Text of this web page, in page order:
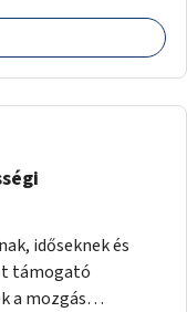
időseknek és
támogató
a mozgás